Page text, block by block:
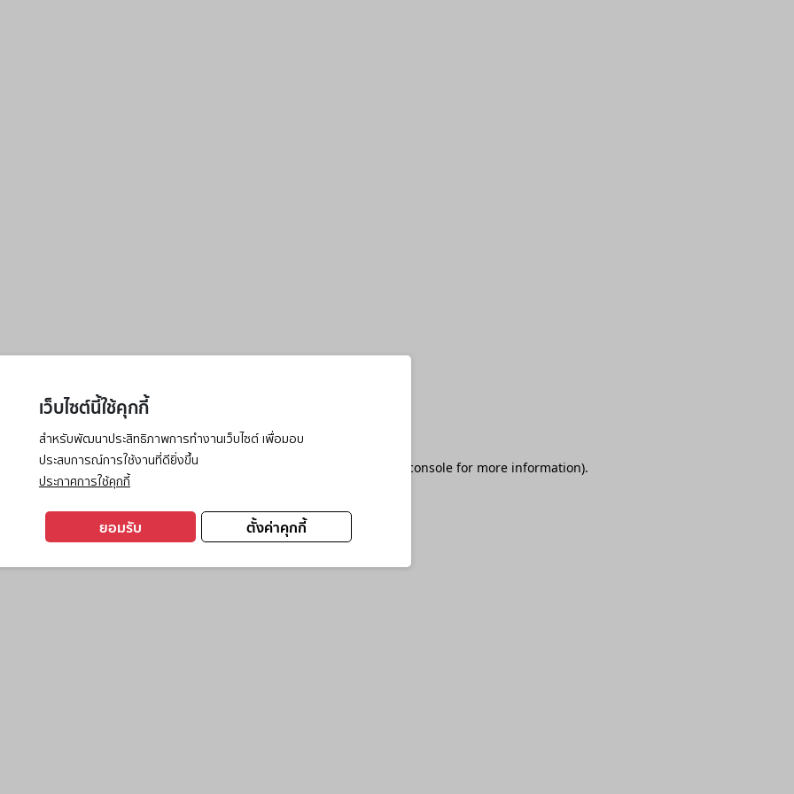
เว็บไซต์นี้ใช้คุกกี้
สำหรับพัฒนาประสิทธิภาพการทำงานเว็บไซต์ เพื่อมอบ
ประสบการณ์การใช้งานที่ดียิ่งขึ้น
ประกาศการใช้คุกกี้
ตั้งค่าคุกกี้
ยอมรับ
has occurred while loading browser console for more information).